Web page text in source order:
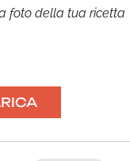
foto della tua ricetta